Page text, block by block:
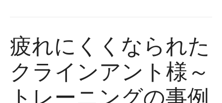
疲れにくくなられた
クラインアント様～
トレーニングの事例